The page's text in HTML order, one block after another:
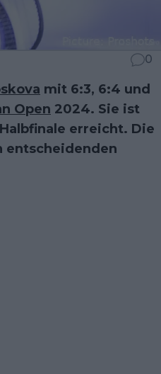
0
mit 6:3, 6:4 und
Open 2024. Sie ist
erreicht. Die
entscheidenden